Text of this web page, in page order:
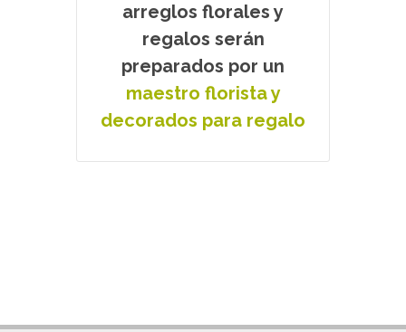
arreglos florales y
regalos serán
preparados por un
maestro florista y
decorados para regalo